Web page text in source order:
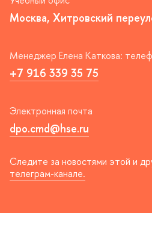
Москва, Хитровский
Менеджер Елена Каткова:
+7 916 339 35 75
Электронная почта
dpo.cmd@hse.ru
Следите за новостями этой и
телеграм-канале.